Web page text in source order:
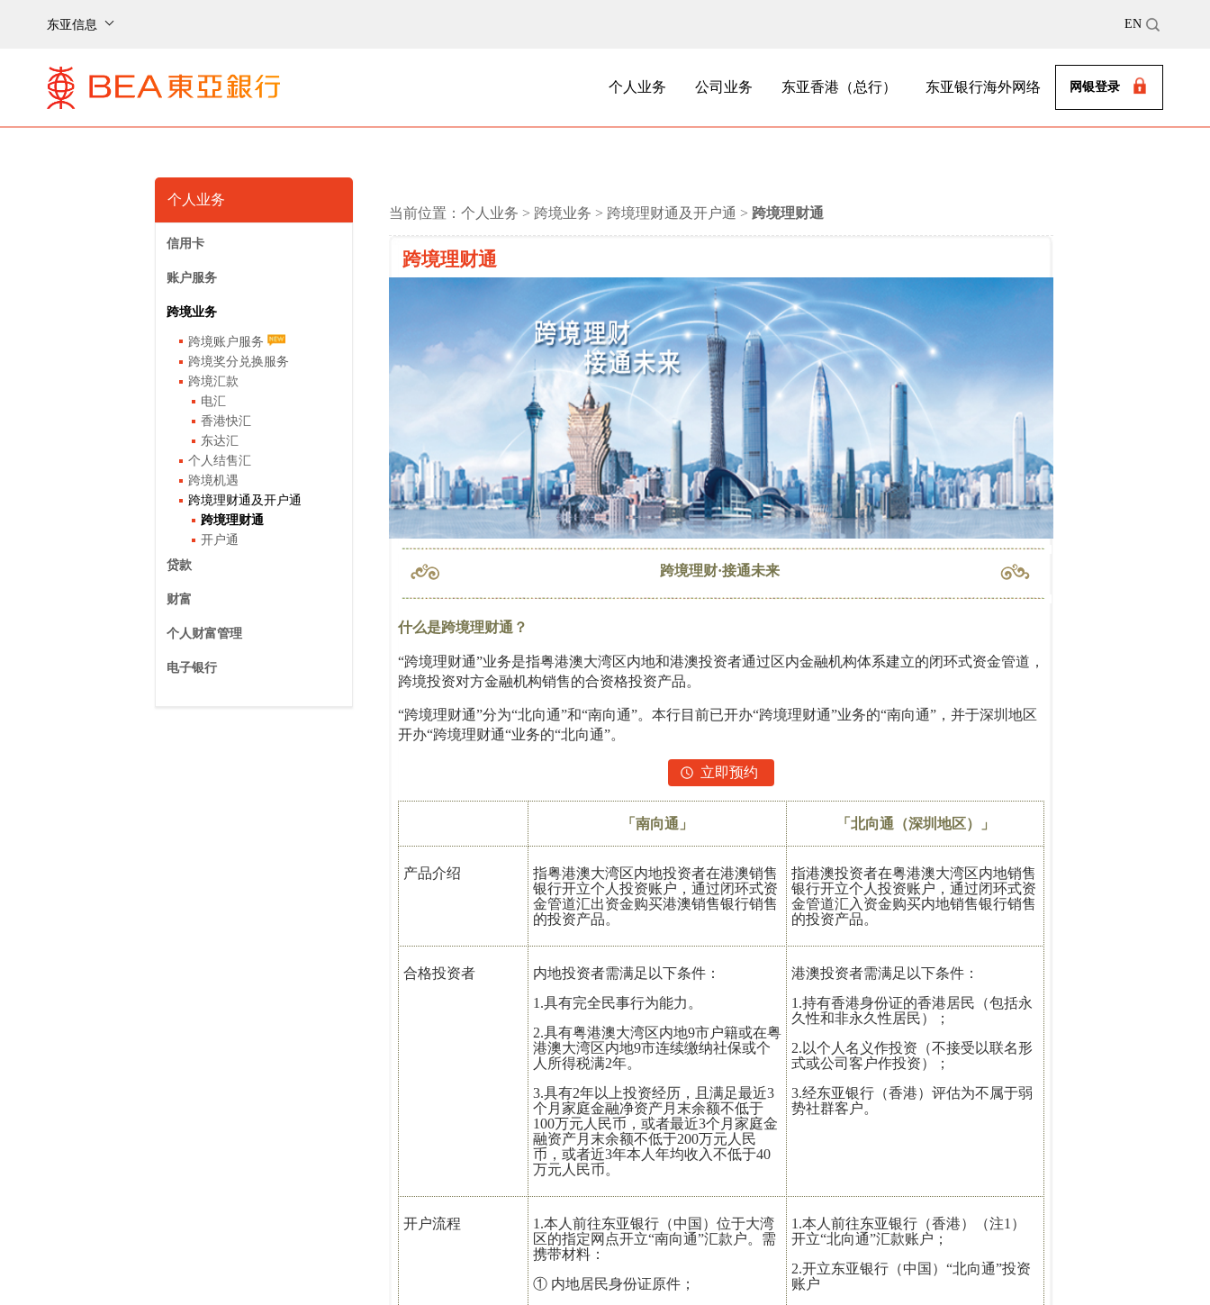
东亚信息 EN
个人业务 公司业务 东亚香港（总行） 东亚银行海外网络 网银登录
个人业务
信用卡
账户服务
跨境业务
跨境账户服务
跨境奖分兑换服务
跨境汇款
电汇
香港快汇
东达汇
个人结售汇
跨境机遇
跨境理财通及开户通
跨境理财通
开户通
贷款
财富
个人财富管理
电子银行
当前位置： 个人业务 > 跨境业务 > 跨境理财通及开户通 > 跨境理财通
跨境理财通
跨境理财·接通未来
什么是跨境理财通？
“跨境理财通”业务是指粤港澳大湾区内地和港澳投资者通过区内金融机构体系建立的闭环式资金管道，
跨境投资对方金融机构销售的合资格投资产品。
“跨境理财通”分为“北向通”和“南向通”。本行目前已开办“跨境理财通”业务的“南向通”，并于深圳地区
开办“跨境理财通“业务的“北向通”。
立即预约
「南向通」 「北向通（深圳地区）」
产品介绍
指粤港澳大湾区内地投资者在港澳销售
银行开立个人投资账户，通过闭环式资
金管道汇出资金购买港澳销售银行销售
的投资产品。
指港澳投资者在粤港澳大湾区内地销售
银行开立个人投资账户，通过闭环式资
金管道汇入资金购买内地销售银行销售
的投资产品。
合格投资者
内地投资者需满足以下条件：
1.具有完全民事行为能力。
2.具有粤港澳大湾区内地9市户籍或在粤
港澳大湾区内地9市连续缴纳社保或个
人所得税满2年。
3.具有2年以上投资经历，且满足最近3
个月家庭金融净资产月末余额不低于
100万元人民币，或者最近3个月家庭金
融资产月末余额不低于200万元人民
币，或者近3年本人年均收入不低于40
万元人民币。
港澳投资者需满足以下条件：
1.持有香港身份证的香港居民（包括永
久性和非永久性居民）；
2.以个人名义作投资（不接受以联名形
式或公司客户作投资）；
3.经东亚银行（香港）评估为不属于弱
势社群客户。
开户流程
1.本人前往东亚银行（中国）位于大湾
区的指定网点开立“南向通”汇款户。需
携带材料：
① 内地居民身份证原件；
1.本人前往东亚银行（香港）（注1）
开立“北向通”汇款账户；
2.开立东亚银行（中国）“北向通”投资
账户